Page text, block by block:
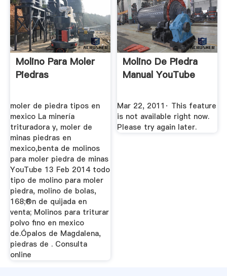
Molino Para Moler
Piedras
moler de piedra tipos en
mexico La minería
trituradora y, moler de
minas piedras en
mexico,benta de molinos
para moler piedra de minas
YouTube 13 Feb 2014 todo
tipo de molino para moler
piedra, molino de bolas,
168;®n de quijada en
venta; Molinos para triturar
polvo fino en mexico
de.Ópalos de Magdalena,
piedras de . Consulta
online
Molino De Piedra
Manual YouTube
Mar 22, 2011· This feature
is not available right now.
Please try again later.